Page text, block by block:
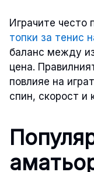
Играчите често
топки за тенис
баланс между
цена.
повлияе на
спин, скорост и